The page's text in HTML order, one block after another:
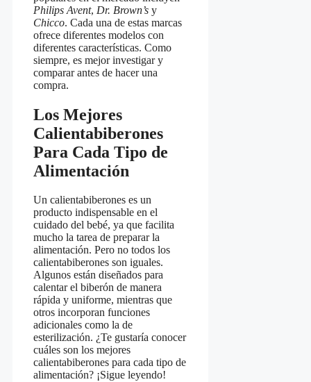
Philips Avent, Dr. Brown’s y
Chicco. Cada una de estas marcas
ofrece diferentes modelos con
diferentes características. Como
siempre, es mejor investigar y
comparar antes de hacer una
compra.
Los Mejores
Calientabiberones
Para Cada Tipo de
Alimentación
Un calientabiberones es un
producto indispensable en el
cuidado del bebé, ya que facilita
mucho la tarea de preparar la
alimentación. Pero no todos los
calientabiberones son iguales.
Algunos están diseñados para
calentar el biberón de manera
rápida y uniforme, mientras que
otros incorporan funciones
adicionales como la de
esterilización. ¿Te gustaría conocer
cuáles son los mejores
calientabiberones para cada tipo de
alimentación? ¡Sigue leyendo!